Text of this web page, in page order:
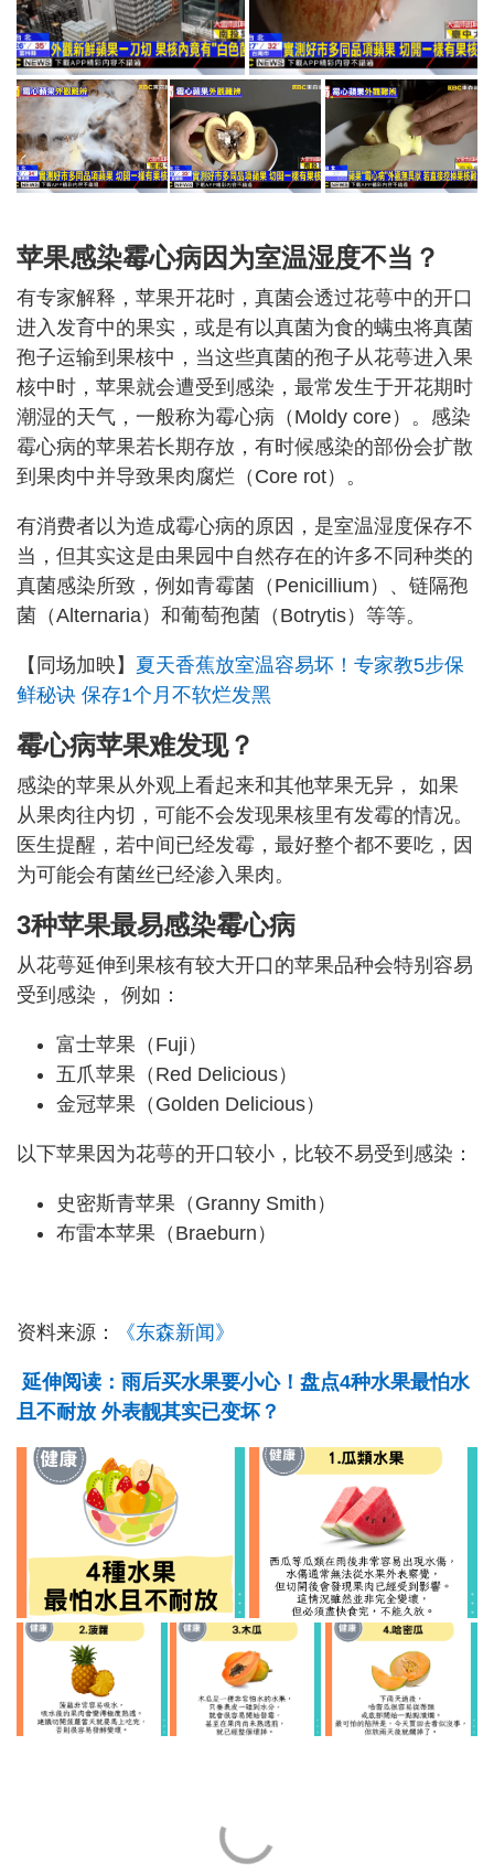
苹果感染霉心病因为室温湿度不当？
有专家解释，苹果开花时，真菌会透过花萼中的开口
进入发育中的果实，或是有以真菌为食的螨虫将真菌
孢子运输到果核中，当这些真菌的孢子从花萼进入果
核中时，苹果就会遭受到感染，最常发生于开花期时
潮湿的天气，一般称为霉心病（Moldy core）。感染
霉心病的苹果若长期存放，有时候感染的部份会扩散
到果肉中并导致果肉腐烂（Core rot）。
有消费者以为造成霉心病的原因，是室温湿度保存不
当，但其实这是由果园中自然存在的许多不同种类的
真菌感染所致，例如青霉菌（Penicillium）、链隔孢
菌（Alternaria）和葡萄孢菌（Botrytis）等等。
【同场加映】 夏天香蕉放室温容易坏！专家教5步保
鲜秘诀 保存1个月不软烂发黑
霉心病苹果难发现？
感染的苹果从外观上看起来和其他苹果无异， 如果
从果肉往内切，可能不会发现果核里有发霉的情况。
医生提醒，若中间已经发霉，最好整个都不要吃，因
为可能会有菌丝已经渗入果肉。
3种苹果最易感染霉心病
从花萼延伸到果核有较大开口的苹果品种会特别容易
受到感染， 例如：
富士苹果（Fuji）
五爪苹果（Red Delicious）
金冠苹果（Golden Delicious）
以下苹果因为花萼的开口较小，比较不易受到感染：
史密斯青苹果（Granny Smith）
布雷本苹果（Braeburn）
资料来源： 《东森新闻》
延伸阅读：雨后买水果要小心！盘点4种水果最怕水
且不耐放 外表靓其实已变坏？